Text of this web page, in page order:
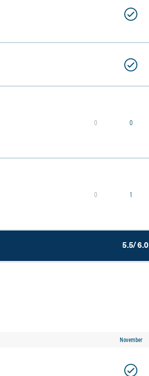
0 0
0 1
5.5/ 6.0
November